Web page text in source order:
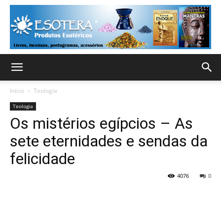
Início Teologia
Teologia
Os mistérios egípcios – As
sete eternidades e sendas da
felicidade
0
4076